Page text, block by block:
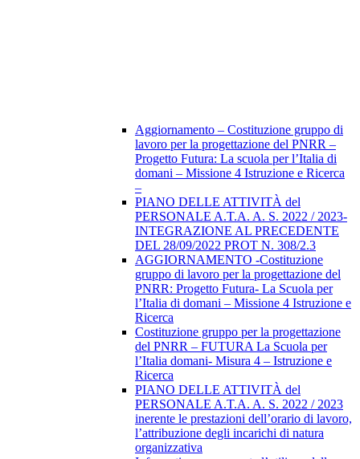
Aggiornamento – Costituzione gruppo di
lavoro per la progettazione del PNRR –
Progetto Futura: La scuola per l’Italia di
domani – Missione 4 Istruzione e Ricerca
–
PIANO DELLE ATTIVITÀ del
PERSONALE A.T.A. A. S. 2022 / 2023-
INTEGRAZIONE AL PRECEDENTE
DEL 28/09/2022 PROT N. 308/2.3
AGGIORNAMENTO -Costituzione
gruppo di lavoro per la progettazione del
PNRR: Progetto Futura- La Scuola per
l’Italia di domani – Missione 4 Istruzione e
Ricerca
Costituzione gruppo per la progettazione
del PNRR – FUTURA La Scuola per
l’Italia domani- Misura 4 – Istruzione e
Ricerca
PIANO DELLE ATTIVITÀ del
PERSONALE A.T.A. A. S. 2022 / 2023
inerente le prestazioni dell’orario di lavoro,
l’attribuzione degli incarichi di natura
organizzativa